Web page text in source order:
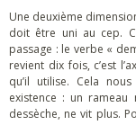
Une deuxième
doit être uni au cep.
passage : le verbe «
revient dix fois, c’est
qu’il utilise. Cela
existence : un
dessèche, ne vit plus.